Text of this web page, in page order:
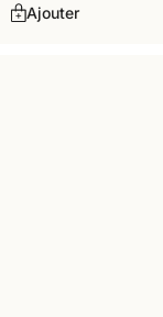
Ajouter